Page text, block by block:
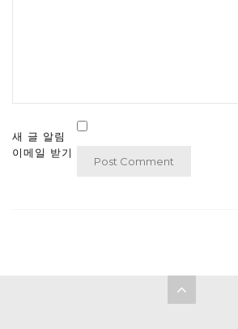
새 글 알림
이메일 받기